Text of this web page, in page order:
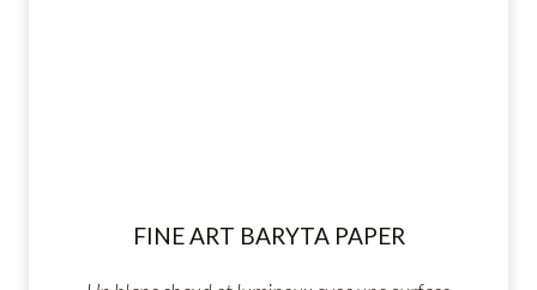
FINE ART BARYTA PAPER